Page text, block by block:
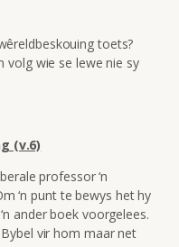
toets?
volg wie se lewe nie sy
(v.6)
professor ‘n
‘n punt te bewys het hy
ander boek voorgelees.
vir hom maar net